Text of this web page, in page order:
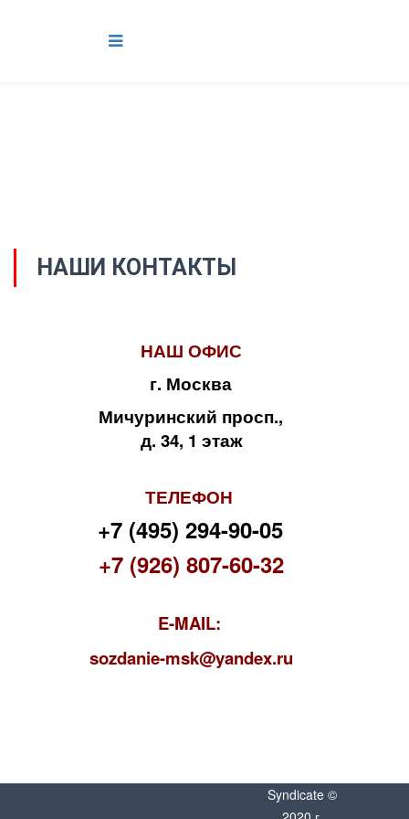
НАШИ КОНТАКТЫ
НАШ ОФИС
г. Москва
Мичуринский просп.,
д. 34, 1 этаж
ТЕЛЕФОН
+7 (495) 294-90-05
+7 (926) 807-60-32
E-MAIL:
sozdanie-msk@yandex.ru
Syndicate ©